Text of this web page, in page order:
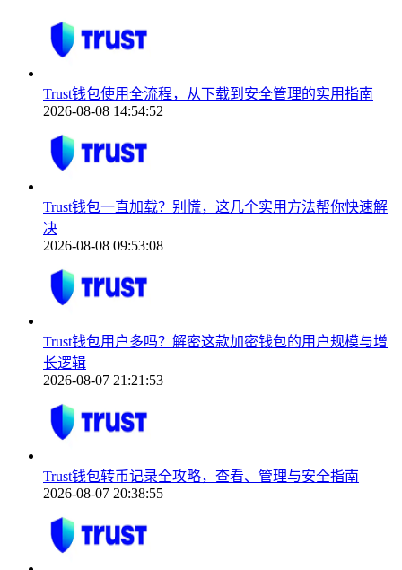
Trust钱包使用全流程，从下载到安全管理的实用指南
2026-08-08 14:54:52
Trust钱包一直加载？别慌，这几个实用方法帮你快速解
决
2026-08-08 09:53:08
Trust钱包用户多吗？解密这款加密钱包的用户规模与增
长逻辑
2026-08-07 21:21:53
Trust钱包转币记录全攻略，查看、管理与安全指南
2026-08-07 20:38:55